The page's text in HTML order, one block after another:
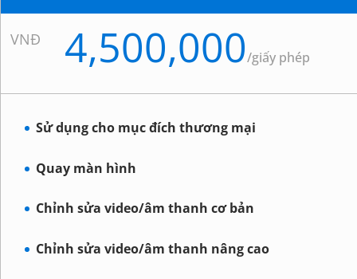
VNĐ 4,500,000/giấy phép
Sử dụng cho mục đích thương mại
Quay màn hình
Chỉnh sửa video/âm thanh cơ bản
Chỉnh sửa video/âm thanh nâng cao